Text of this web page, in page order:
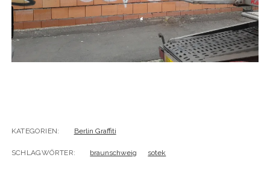
KATEGORIEN: Berlin Graffiti
SCHLAGWÖRTER: braunschweig sotek